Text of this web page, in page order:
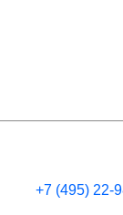
+7 (495) 22-